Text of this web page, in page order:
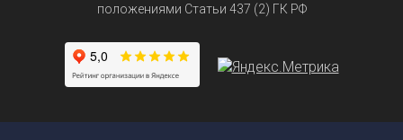
положениями Статьи 437 (2) ГК РФ